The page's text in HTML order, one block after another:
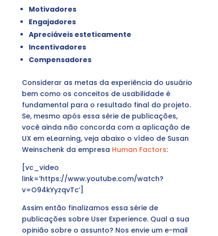
Motivadores
Engajadores
Apreciáveis esteticamente
Incentivadores
Compensadores
Considerar as metas da experiência do usuário
bem como os conceitos de usabilidade é
fundamental para o resultado final do projeto.
Se, mesmo após essa série de publicações,
você ainda não concorda com a aplicação de
UX em eLearning, veja abaixo o vídeo de Susan
Weinschenk da empresa Human Factors:
[vc_video
link=’https://www.youtube.com/watch?
v=O94kYyzqvTc’]
Assim então finalizamos essa série de
publicações sobre User Experience. Qual a sua
opinião sobre o assunto? Nos envie um e-mail